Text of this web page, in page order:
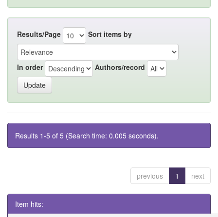
Results/Page Sort items by
In order Authors/record
Results 1-5 of 5 (Search time: 0.005 seconds).
previous 1 next
Item hits: